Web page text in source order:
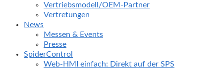
Vertriebsmodell/OEM-Partner
Vertretungen
News
Messen & Events
Presse
SpiderControl
Web-HMI einfach: Direkt auf der SPS